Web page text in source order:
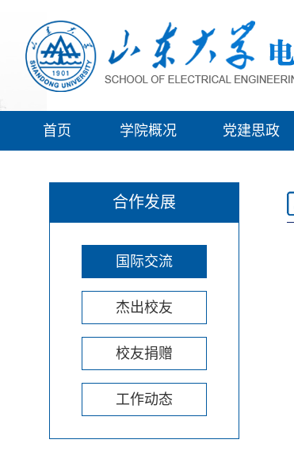
首页 学院概况 党建思政
合作发展
国际交流
杰出校友
校友捐赠
工作动态